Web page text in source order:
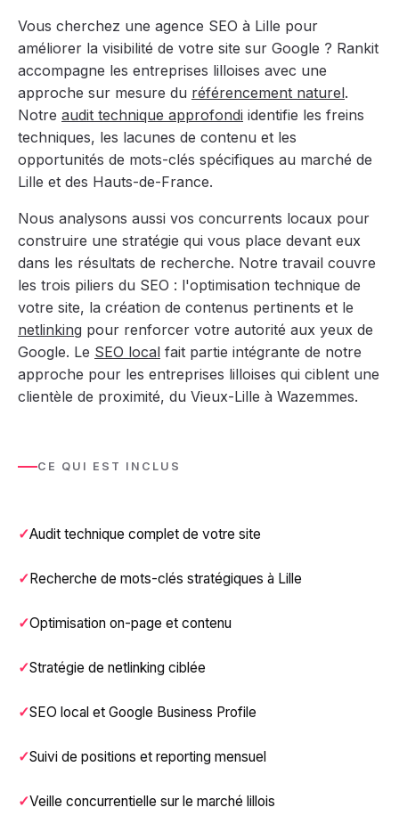
Vous cherchez une agence SEO à Lille pour
améliorer la visibilité de votre site sur Google ? Rankit
accompagne les entreprises lilloises avec une
approche sur mesure du référencement naturel.
Notre audit technique approfondi identifie les freins
techniques, les lacunes de contenu et les
opportunités de mots-clés spécifiques au marché de
Lille et des Hauts-de-France.
Nous analysons aussi vos concurrents locaux pour
construire une stratégie qui vous place devant eux
dans les résultats de recherche. Notre travail couvre
les trois piliers du SEO : l'optimisation technique de
votre site, la création de contenus pertinents et le
netlinking pour renforcer votre autorité aux yeux de
Google. Le SEO local fait partie intégrante de notre
approche pour les entreprises lilloises qui ciblent une
clientèle de proximité, du Vieux-Lille à Wazemmes.
CE QUI EST INCLUS
Audit technique complet de votre site
Recherche de mots-clés stratégiques à Lille
Optimisation on-page et contenu
Stratégie de netlinking ciblée
SEO local et Google Business Profile
Suivi de positions et reporting mensuel
Veille concurrentielle sur le marché lillois